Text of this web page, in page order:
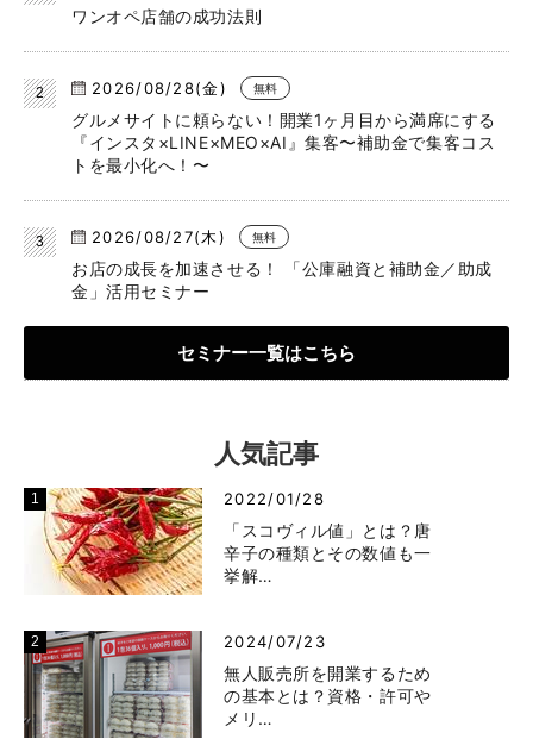
ワンオペ店舗の成功法則
2026/08/28(金) 無料
グルメサイトに頼らない！開業1ヶ月目から満席にする
『インスタ×LINE×MEO×AI』集客〜補助金で集客コス
トを最小化へ！〜
2026/08/27(木) 無料
お店の成長を加速させる！ 「公庫融資と補助金／助成
金」活用セミナー
セミナー一覧はこちら
人気記事
2022/01/28
「スコヴィル値」とは？唐
辛子の種類とその数値も一
挙解…
2024/07/23
無人販売所を開業するため
の基本とは？資格・許可や
メリ…